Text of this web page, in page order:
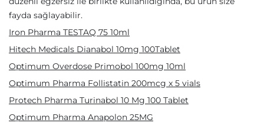
fayda sağlayabilir.
Iron Pharma TESTAQ 75 10ml
Hitech Medicals Dianabol 10mg 100Tablet
Optimum Overdose Primobol 100mg 10ml
Optimum Pharma Follistatin 200mcg x 5 vials
Protech Pharma Turinabol 10 Mg 100 Tablet
Optimum Pharma Anapolon 25MG